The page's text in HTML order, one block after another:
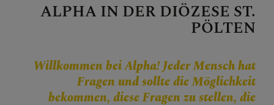
Pfarrservice
FRAGEN
ALPHA IN DER DIÖZESE ST.
PÖLTEN
Willkommen bei Alpha! Jeder Mensch hat
Fragen und sollte die Möglichkeit
bekommen, diese Fragen zu stellen, die